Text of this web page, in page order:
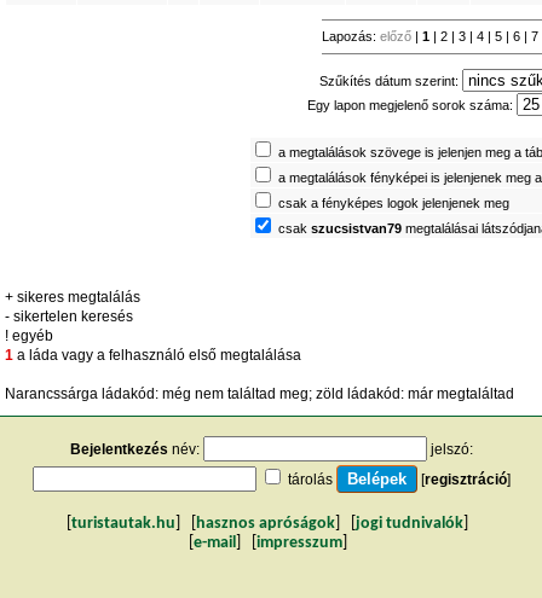
Lapozás:előző |1 | 2 | 3 | 4 | 5 | 6 | 7
Szűkítés dátum szerint:
Egy lapon megjelenő sorok száma:
a megtalálások szövege is jelenjen meg a
a megtalálások fényképei is jelenjenek meg
csak a fényképes logok jelenjenek meg
csakszucsistvan79 megtalálásai
+ sikeres megtalálás
- sikertelen keresés
! egyéb
1 a láda vagy a felhasználó első megtalálása
Narancssárga ládakód: még nem találtad meg; zöld ládakód: már megtaláltad
Bejelentkezés név:
jelszó:
tárolás
[regisztráció]
turistautak.hu hasznos apróságok jogi tudnivalók
e-mail impresszum]